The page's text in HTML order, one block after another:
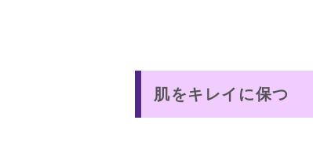
肌をキレイに保つ